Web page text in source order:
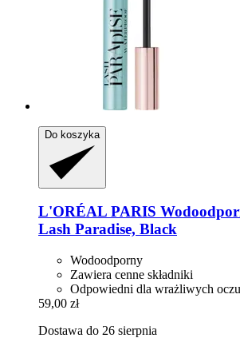
Do koszyka
L'ORÉAL PARIS
Lash Paradise, Black
Wodoodporny
Zawiera cenne składniki
Odpowiedni dla wrażliwych oczu
59,00 zł
Dostawa do 26 sierpnia